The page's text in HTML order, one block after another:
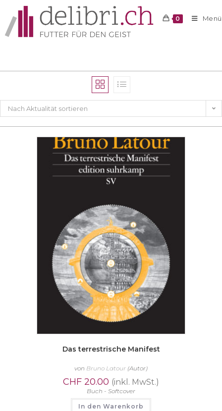
0 Menü
Nach Aktualität sortieren
Das terrestrische Manifest
von Bruno Latour (Autor)
CHF 20.00 (inkl. MwSt.)
Buch - Softcover
In den Warenkorb